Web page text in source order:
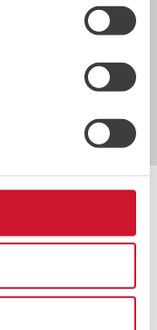
Samtidig